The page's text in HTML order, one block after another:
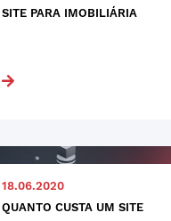
SITE PARA IMOBILIÁRIA
18.06.2020
QUANTO CUSTA UM SITE